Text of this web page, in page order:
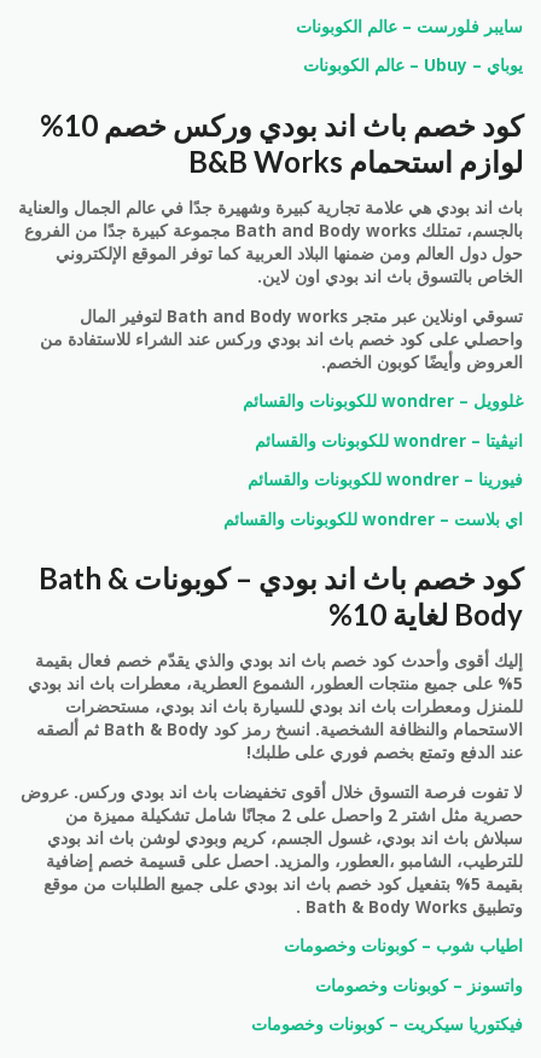
سايبر فلورست – عالم الكوبونات
يوباي – Ubuy – عالم الكوبونات
كود خصم باث اند بودي وركس خصم 10%
لوازم استحمام B&B Works
باث اند بودي هي علامة تجارية كبيرة وشهيرة جدًا في عالم الجمال والعناية
بالجسم، تمتلك Bath and Body works مجموعة كبيرة جدًا من الفروع
حول دول العالم ومن ضمنها البلاد العربية كما توفر الموقع الإلكتروني
الخاص بالتسوق باث اند بودي اون لاين.
تسوقي اونلاين عبر متجر Bath and Body works لتوفير المال
واحصلي على كود خصم باث اند بودي وركس عند الشراء للاستفادة من
العروض وأيضًا كوبون الخصم.
غلوويل – wondrer للكوبونات والقسائم
انيڤيتا – wondrer للكوبونات والقسائم
فيورينا – wondrer للكوبونات والقسائم
اي بلاست – wondrer للكوبونات والقسائم
كود خصم باث اند بودي – كوبونات Bath &
Body لغاية 10%
إليك أقوى وأحدث كود خصم باث اند بودي والذي يقدّم خصم فعال بقيمة
5% على جميع منتجات العطور، الشموع العطرية، معطرات باث اند بودي
للمنزل ومعطرات باث اند بودي للسيارة باث اند بودي، مستحضرات
الاستحمام والنظافة الشخصية. انسخ رمز كود Bath & Body ثم ألصقه
عند الدفع وتمتع بخصم فوري على طلبك!
لا تفوت فرصة التسوق خلال أقوى تخفيضات باث اند بودي وركس. عروض
حصرية مثل اشتر 2 واحصل على 2 مجانًا شامل تشكيلة مميزة من
سبلاش باث اند بودي، غسول الجسم، كريم وبودي لوشن باث اند بودي
للترطيب، الشامبو ،العطور، والمزيد. احصل على قسيمة خصم إضافية
بقيمة 5% بتفعيل كود خصم باث اند بودي على جميع الطلبات من موقع
وتطبيق Bath & Body Works .
اطياب شوب – كوبونات وخصومات
واتسونز – كوبونات وخصومات
فيكتوريا سيكريت – كوبونات وخصومات